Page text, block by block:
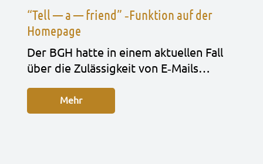
“Tell — a — friend” ‑Funktion auf der
Homepage
Der BGH hatte in einem aktu­el­len Fall
über die Zuläs­sig­keit von E‑Mails…
Mehr